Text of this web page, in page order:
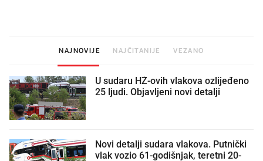
NAJNOVIJE NAJČITANIJE VEZANO
U sudaru HŽ-ovih vlakova ozlijeđeno
25 ljudi. Objavljeni novi detalji
Novi detalji sudara vlakova. Putnički
vlak vozio 61-godišnjak, teretni 20-